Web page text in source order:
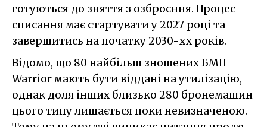
готуються до зняття з озброєння. Процес
списання має стартувати у 2027 році та
завершитись на початку 2030-хх років.
Відомо, що 80 найбільш зношених БМП
Warrior мають бути віддані на утилізацію,
однак доля інших близько 280 бронемашин
цього типу лишається поки невизначеною.